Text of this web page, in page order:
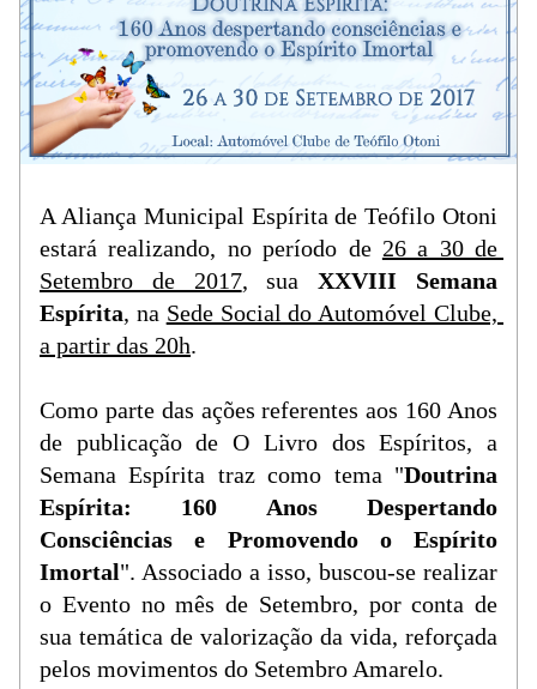
A Aliança Municipal Espírita de Teófilo Otoni
estará realizando, no período de 26 a 30 de
Setembro de 2017, sua XXVIII Semana
Espírita, na Sede Social do Automóvel Clube,
a partir das 20h.
Como parte das ações referentes aos 160 Anos
de publicação de O Livro dos Espíritos, a
Semana Espírita traz como tema "Doutrina
Espírita: 160 Anos Despertando
Consciências e Promovendo o Espírito
Imortal". Associado a isso, buscou-se realizar
o Evento no mês de Setembro, por conta de
sua temática de valorização da vida, reforçada
pelos movimentos do Setembro Amarelo.